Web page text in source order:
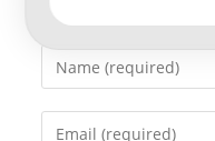
Enter
your
name
Enter